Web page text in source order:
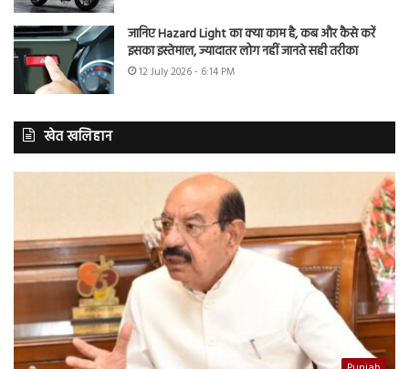
जानिए Hazard Light का क्या काम है, कब और कैसे करें
इसका इस्तेमाल, ज्यादातर लोग नहीं जानते सही तरीका
12 July 2026 - 6:14 PM
खेत खलिहान